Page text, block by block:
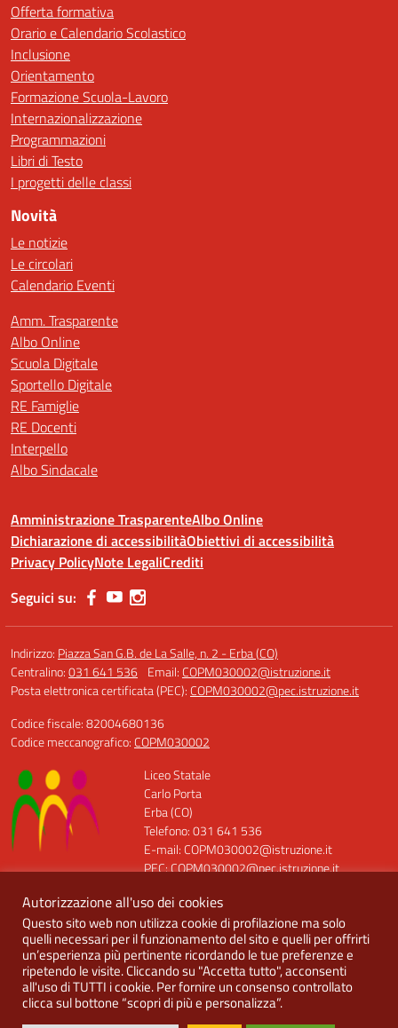
Offerta formativa
Orario e Calendario Scolastico
Inclusione
Orientamento
Formazione Scuola-Lavoro
Internazionalizzazione
Programmazioni
Libri di Testo
I progetti delle classi
Novità
Le notizie
Le circolari
Calendario Eventi
Amm. Trasparente
Albo Online
Scuola Digitale
Sportello Digitale
RE Famiglie
RE Docenti
Interpello
Albo Sindacale
Amministrazione TrasparenteAlbo Online
Dichiarazione di accessibilitàObiettivi di accessibilità
Privacy PolicyNote LegaliCrediti
Seguici su:
Indirizzo: Piazza San G.B. de La Salle, n. 2 - Erba (CO)
Centralino:031 641 536 Email: COPM030002@istruzione.it
Posta elettronica certificata (PEC): COPM030002@pec.istruzione.it
Codice fiscale: 82004680136
Codice meccanografico: COPM030002
Liceo Statale
Carlo Porta
Erba (CO)
Telefono: 031 641 536
E-mail: COPM030002@istruzione.it
PEC: COPM030002@pec.istruzione.it
Codice Fiscale: 82004680136
Codice Univoco: UFQT7X
Idea e progetto di Designers Italia
Autorizzazione all'uso dei cookies
Questo sito web non utilizza cookie di profilazione ma solo
quelli necessari per il funzionamento del sito e quelli per offrirti
un’esperienza più pertinente ricordando le tue preferenze e
ripetendo le visite. Cliccando su "Accetta tutto", acconsenti
all'uso di TUTTI i cookie. Per fornire un consenso controllato
clicca sul bottone “scopri di più e personalizza”.